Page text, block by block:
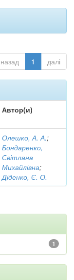
назад 1 далі
Автор(и)
Олешко, А. А.;
Бондаренко,
Світлана
Михайлівна;
Діденко, Є. О.
1